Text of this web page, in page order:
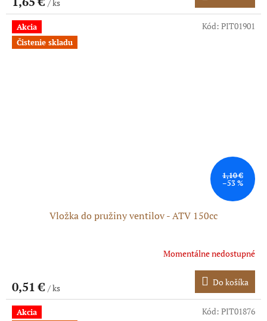
/ ks
Akcia
Čistenie skladu
1,10 €
–53 %
Vložka do pružiny ventilov - ATV 150cc
Momentálne nedostupné
0,51 € / ks
Do košíka
Kód: PIT01901
Akcia
Kód: PIT01876